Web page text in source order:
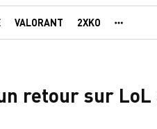
VALORANT 2XKO
retour sur LoL